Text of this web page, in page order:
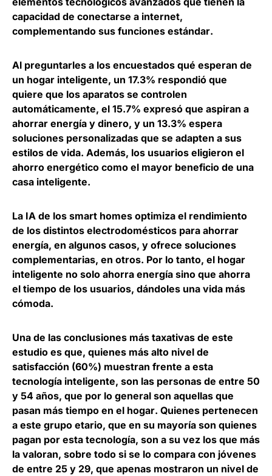
capacidad de conectarse a internet,
complementando sus funciones estándar.
Al preguntarles a los encuestados qué esperan de
un hogar inteligente, un 17.3% respondió que
quiere que los aparatos se controlen
automáticamente, el 15.7% expresó que aspiran a
ahorrar energía y dinero, y un 13.3% espera
soluciones personalizadas que se adapten a sus
estilos de vida. Además, los usuarios eligieron el
ahorro energético como el mayor beneficio de una
casa inteligente.
La IA de los smart homes optimiza el rendimiento
de los distintos electrodomésticos para ahorrar
energía, en algunos casos, y ofrece soluciones
complementarias, en otros. Por lo tanto, el hogar
inteligente no solo ahorra energía sino que ahorra
el tiempo de los usuarios, dándoles una vida más
cómoda.
Una de las conclusiones más taxativas de este
estudio es que, quienes más alto nivel de
satisfacción (60%) muestran frente a esta
tecnología inteligente, son las personas de entre 50
y 54 años, que por lo general son aquellas que
pasan más tiempo en el hogar. Quienes pertenecen
a este grupo etario, que en su mayoría son quienes
pagan por esta tecnología, son a su vez los que más
la valoran, sobre todo si se lo compara con jóvenes
de entre 25 y 29, que apenas mostraron un nivel de